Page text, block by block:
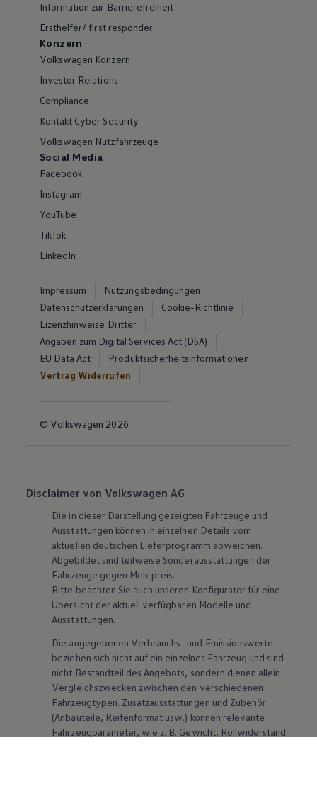
Information zur Barrierefreiheit
Ersthelfer/ first responder
Konzern
Volkswagen Konzern
Investor Relations
Compliance
Kontakt Cyber Security
Volkswagen Nutzfahrzeuge
Social Media
Facebook
Instagram
YouTube
TikTok
LinkedIn
Impressum
Nutzungsbedingungen
Datenschutzerklärungen
Cookie-Richtlinie
Lizenzhinweise Dritter
Angaben zum Digital Services Act (DSA)
EU Data Act
Produktsicherheitsinformationen
Vertrag Widerrufen
© Volkswagen 2026
Disclaimer von Volkswagen AG
Die in dieser Darstellung gezeigten Fahrzeuge und
Ausstattungen können in einzelnen Details vom
aktuellen deutschen Lieferprogramm abweichen.
Abgebildet sind teilweise Sonderausstattungen der
Fahrzeuge gegen Mehrpreis.
Bitte beachten Sie auch unseren Konfigurator für eine
Übersicht der aktuell verfügbaren Modelle und
Ausstattungen.
Die angegebenen Verbrauchs- und Emissionswerte
beziehen sich nicht auf ein einzelnes Fahrzeug und sind
nicht Bestandteil des Angebots, sondern dienen allein
Vergleichszwecken zwischen den verschiedenen
Fahrzeugtypen. Zusatzausstattungen und Zubehör
(Anbauteile, Reifenformat usw.) können relevante
Fahrzeugparameter, wie z. B. Gewicht, Rollwiderstand